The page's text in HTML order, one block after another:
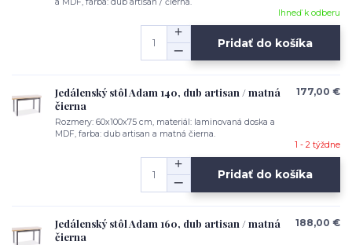
a MDF, farba: dub artisan / čierna.
Ihneď k odberu
Pridať do košíka
Jedálenský stôl Adam 140, dub artisan / matná
čierna
Rozmery: 60x100x75 cm, materiál: laminovaná doska a
MDF, farba: dub artisan a matná čierna.
177,00 €
1 - 2 týždne
Pridať do košíka
Jedálenský stôl Adam 160, dub artisan / matná
čierna
188,00 €